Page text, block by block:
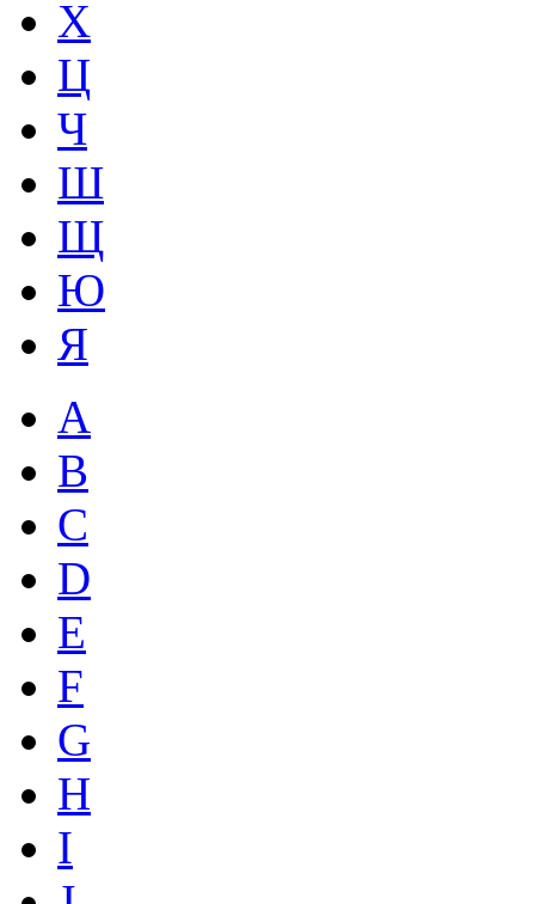
Х
Ц
Ч
Ш
Щ
Ю
Я
A
B
C
D
E
F
G
H
I